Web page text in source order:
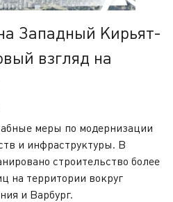
Западный Кирьят-
взгляд на
меры по модернизации
и инфраструктуры. В
строительство более
на территории вокруг
и Варбург.